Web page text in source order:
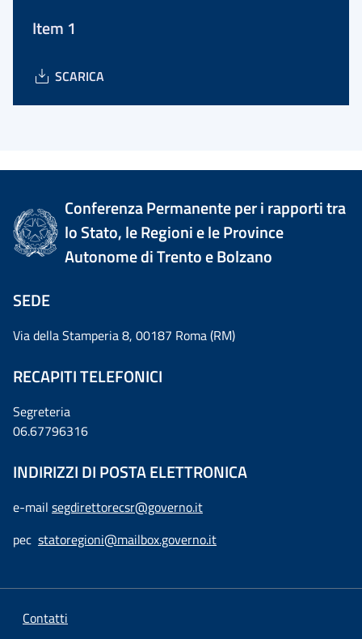
Item 1
SCARICA
Conferenza Permanente per i rapporti tra
lo Stato, le Regioni e le Province
Autonome di Trento e Bolzano
SEDE
Via della Stamperia 8, 00187 Roma (RM)
RECAPITI TELEFONICI
Segreteria
06.67796316
INDIRIZZI DI POSTA ELETTRONICA
e-mail segdirettorecsr@governo.it
pec statoregioni@mailbox.governo.it
Contatti